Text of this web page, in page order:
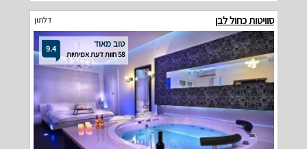
סוויטות כחול לבן דלתון
9.4 טוב מאוד
58 חוות דעת אמיתיות